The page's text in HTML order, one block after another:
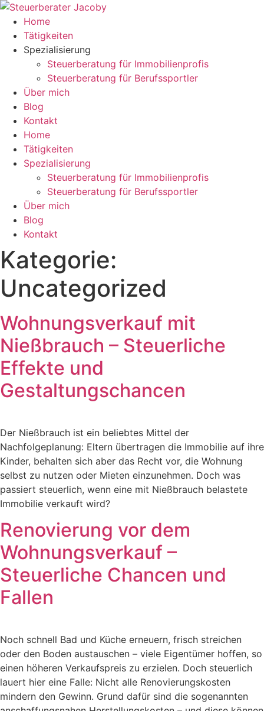
Zum
Inhalt
springen
Home
Tätigkeiten
Spezialisierung
Steuerberatung für Immobilienprofis
Steuerberatung für Berufssportler
Über mich
Blog
Kontakt
Home
Tätigkeiten
Spezialisierung
Steuerberatung für Immobilienprofis
Steuerberatung für Berufssportler
Über mich
Blog
Kontakt
Kategorie:
Uncategorized
Wohnungsverkauf mit
Nießbrauch – Steuerliche
Effekte und
Gestaltungschancen
Der Nießbrauch ist ein beliebtes Mittel der
Nachfolgeplanung: Eltern übertragen die Immobilie auf ihre
Kinder, behalten sich aber das Recht vor, die Wohnung
selbst zu nutzen oder Mieten einzunehmen. Doch was
passiert steuerlich, wenn eine mit Nießbrauch belastete
Immobilie verkauft wird?
Renovierung vor dem
Wohnungsverkauf –
Steuerliche Chancen und
Fallen
Noch schnell Bad und Küche erneuern, frisch streichen
oder den Boden austauschen – viele Eigentümer hoffen, so
einen höheren Verkaufspreis zu erzielen. Doch steuerlich
lauert hier eine Falle: Nicht alle Renovierungskosten
mindern den Gewinn. Grund dafür sind die sogenannten